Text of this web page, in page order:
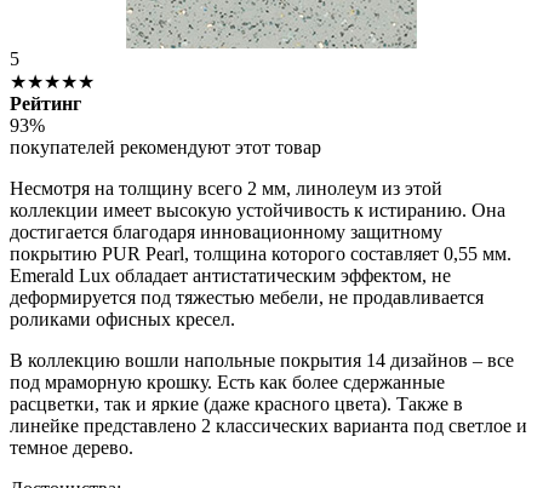
5
★★★★★
Рейтинг
93%
покупателей рекомендуют этот товар
Несмотря на толщину всего 2 мм, линолеум из этой
коллекции имеет высокую устойчивость к истиранию. Она
достигается благодаря инновационному защитному
покрытию PUR Pearl, толщина которого составляет 0,55 мм.
Emerald Lux обладает антистатическим эффектом, не
деформируется под тяжестью мебели, не продавливается
роликами офисных кресел.
В коллекцию вошли напольные покрытия 14 дизайнов – все
под мраморную крошку. Есть как более сдержанные
расцветки, так и яркие (даже красного цвета). Также в
линейке представлено 2 классических варианта под светлое и
темное дерево.